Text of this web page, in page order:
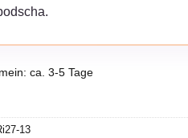
ca. 3-5 Tage
13